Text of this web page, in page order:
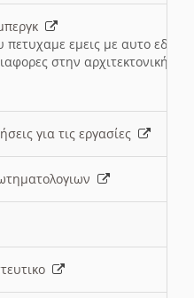
πετυχαμε εμεις με αυτο εδω
στην αρχιτεκτονική
για τις εργασίες